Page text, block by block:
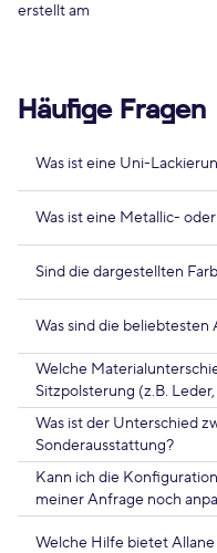
erstellt am
Häufige Fragen
Was ist eine Uni-
Was ist eine Metallic-
Sind die dargestellten
Was sind die beliebtesten
Welche
Sitzpolsterung (z.B.
Was ist der Unterschied
Sonderausstattung?
Kann ich die
meiner Anfrage noch
Welche Hilfe bietet